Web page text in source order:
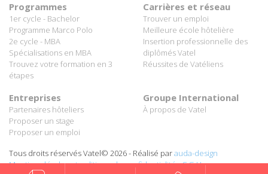
Programmes
1er cycle - Bachelor
Programme Marco Polo
2e cycle - MBA
Spécialisations en MBA
Trouvez votre formation en 3
étapes
Carrières et réseau
Trouver un emploi
Meilleure école hôtelière
Insertion professionnelle des
diplômés Vatel
Réussites de Vatéliens
Entreprises
Partenaires hôteliers
Proposer un stage
Proposer un emploi
Groupe International
À propos de Vatel
Tous droits réservés Vatel© 2026 - Réalisé parauda-design
Mentions légales et politique de confidentialité-C.G.U.